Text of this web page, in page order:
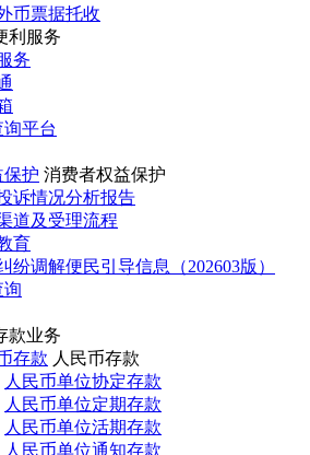
币票据托收
利服务
务
平台
保护 消费者权益保护
诉情况分析报告
道及受理流程
育
纷调解便民引导信息（202603版）
询
款业务
存款 人民币存款
人民币单位协定存款
人民币单位定期存款
人民币单位活期存款
人民币单位通知存款